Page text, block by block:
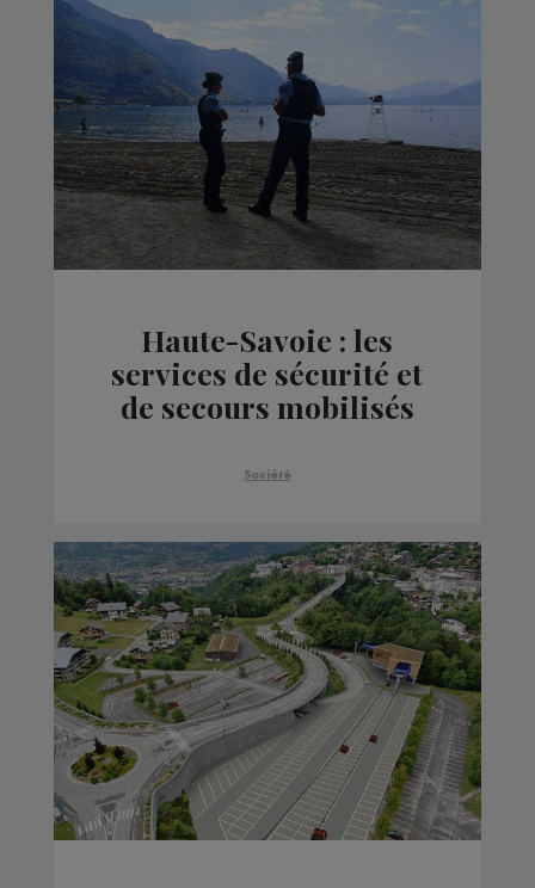
Haute-Savoie : les
services de sécurité et
de secours mobilisés
Société